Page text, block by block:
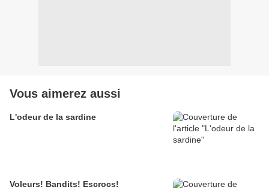
Vous aimerez aussi
L'odeur de la sardine
Voleurs! Bandits! Escrocs!